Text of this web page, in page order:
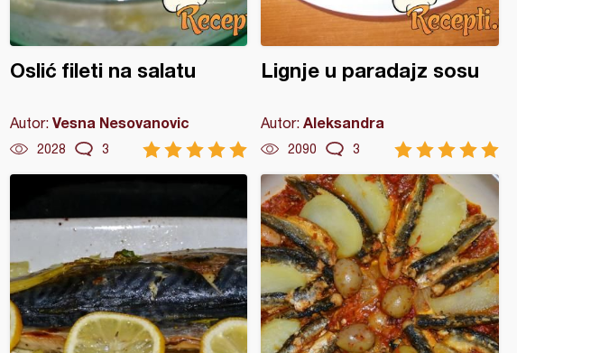
Oslić fileti na salatu
Autor: Vesna Nesovanovic
2028 3
Lignje u paradajz sosu
Autor:Aleksandra
2090 3